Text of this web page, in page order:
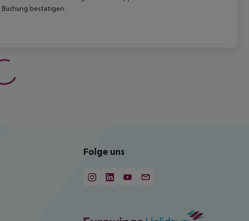
Buchung bestätigen.
Folge uns